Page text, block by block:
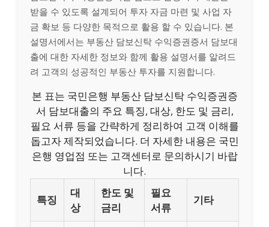
받을 수 있도록 설계되어 투자 자금 마련 및 사업 자
금 확보 등 다양한 목적으로 활용 할 수 있습니다. 본
설명서에서는 부동산 담보신탁 수익증권증서 담보대
출에 대한 자세한 정보와 함께 활용 설명서를 알려드
려 고객의 성공적인 부동산 투자를 지원합니다.
본 표는 국민은행 부동산 담보신탁 수익증권증
서 담보대출의 주요 특징, 대상, 한도 및 금리,
필요 서류 등을 간략하게 정리하여 고객 이해를
돕고자 제작되었습니다. 더 자세한 내용은 국민
은행 영업점 또는 고객센터로 문의하시기 바랍
니다.
특징
대
상
한도 및
금리
필요
서류
기타